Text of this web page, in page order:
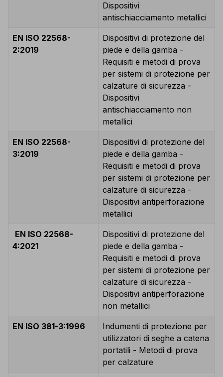
Dispositivi
antischiacciamento metallici
EN ISO 22568-
2:2019
Dispositivi di protezione del
piede e della gamba -
Requisiti e metodi di prova
per sistemi di protezione per
calzature di sicurezza -
Dispositivi
antischiacciamento non
metallici
EN ISO 22568-
3:2019
Dispositivi di protezione del
piede e della gamba -
Requisiti e metodi di prova
per sistemi di protezione per
calzature di sicurezza -
Dispositivi antiperforazione
metallici
EN ISO 22568-
4:2021
Dispositivi di protezione del
piede e della gamba -
Requisiti e metodi di prova
per sistemi di protezione per
calzature di sicurezza -
Dispositivi antiperforazione
non metallici
EN ISO 381-3:1996
Indumenti di protezione per
utilizzatori di seghe a catena
portatili - Metodi di prova
per calzature